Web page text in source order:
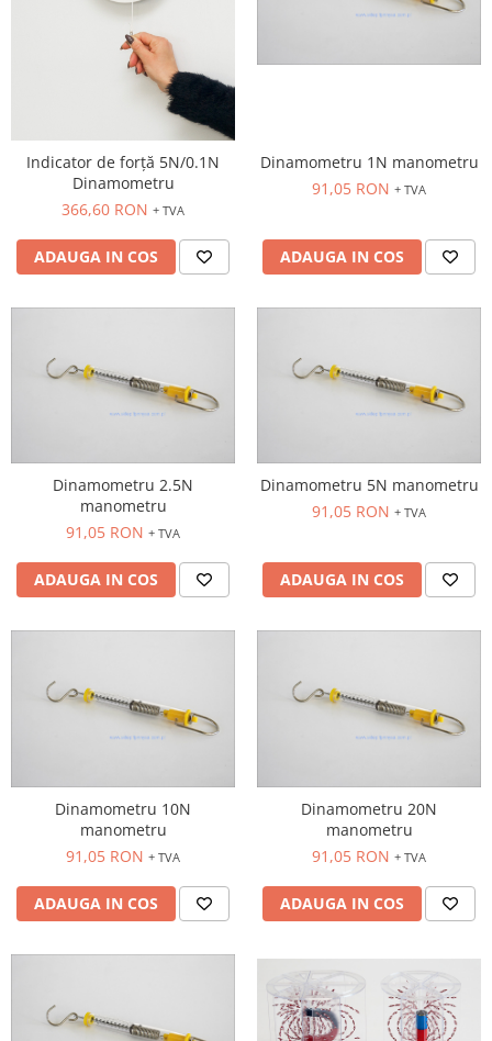
Indicator de forță 5N/0.1N
Dinamometru
366,60 RON + TVA
ADAUGA IN COS
Dinamometru 1N manometru
91,05 RON + TVA
ADAUGA IN COS
Dinamometru 2.5N
manometru
91,05 RON + TVA
ADAUGA IN COS
Dinamometru 5N manometru
91,05 RON + TVA
ADAUGA IN COS
Dinamometru 10N
manometru
91,05 RON + TVA
ADAUGA IN COS
Dinamometru 20N
manometru
91,05 RON + TVA
ADAUGA IN COS